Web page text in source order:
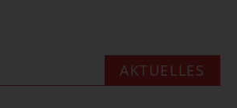
AKTUELLES